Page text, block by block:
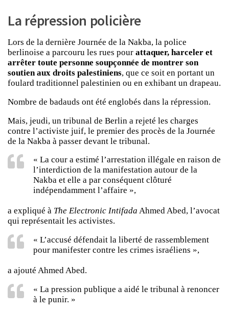
La répression policière
Lors de la dernière Journée de la Nakba, la police
berlinoise a parcouru les rues pour attaquer, harceler et
arrêter toute personne soupçonnée de montrer son
soutien aux droits palestiniens, que ce soit en portant un
foulard traditionnel palestinien ou en exhibant un drapeau.
Nombre de badauds ont été englobés dans la répression.
Mais, jeudi, un tribunal de Berlin a rejeté les charges
contre l’activiste juif, le premier des procès de la Journée
de la Nakba à passer devant le tribunal.
« La cour a estimé l’arrestation illégale en raison de
l’interdiction de la manifestation autour de la
Nakba et elle a par conséquent clôturé
indépendamment l’affaire »,
a expliqué à The Electronic Intifada Ahmed Abed, l’avocat
qui représentait les activistes.
« L’accusé défendait la liberté de rassemblement
pour manifester contre les crimes israéliens »,
a ajouté Ahmed Abed.
« La pression publique a aidé le tribunal à renoncer
à le punir. »